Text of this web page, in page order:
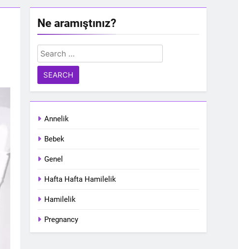
Ne aramıştınız?
Search
for:
Annelik
Bebek
Genel
Hafta Hafta Hamilelik
Hamilelik
Pregnancy